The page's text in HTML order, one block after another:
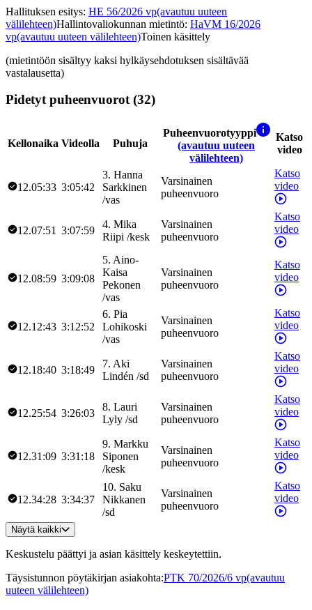
Hallituksen esitys: HE 56/2026 vp(avautuu uuteen
välilehteen)Hallintovaliokunnan mietintö: HaVM 16/2026
vp(avautuu uuteen välilehteen)Toinen käsittely
(mietintöön sisältyy kaksi hylkäysehdotuksen sisältävää
vastalausetta)
Pidetyt puheenvuorot (32)
Kellonaika Videolla Puhuja
Puheenvuorotyyppi
(avautuu uuteen
välilehteen)
Katso
video
12.05:33 3:05:42
3. Hanna
Sarkkinen
/vas
Varsinainen
puheenvuoro
Katso
video
12.07:51 3:07:59
4. Mika
Riipi /kesk
Varsinainen
puheenvuoro
Katso
video
12.08:59 3:09:08
5. Aino-
Kaisa
Pekonen
/vas
Varsinainen
puheenvuoro
Katso
video
12.12:43 3:12:52
6. Pia
Lohikoski
/vas
Varsinainen
puheenvuoro
Katso
video
12.18:40 3:18:49
7. Aki
Lindén /sd
Varsinainen
puheenvuoro
Katso
video
12.25:54 3:26:03
8. Lauri
Lyly /sd
Varsinainen
puheenvuoro
Katso
video
12.31:09 3:31:18
9. Markku
Siponen
/kesk
Varsinainen
puheenvuoro
Katso
video
12.34:28 3:34:37
10. Saku
Nikkanen
/sd
Varsinainen
puheenvuoro
Katso
video
Näytä kaikki
Keskustelu päättyi ja asian käsittely keskeytettiin.
Täysistunnon pöytäkirjan asiakohta:PTK 70/2026/6 vp(avautuu
uuteen välilehteen)